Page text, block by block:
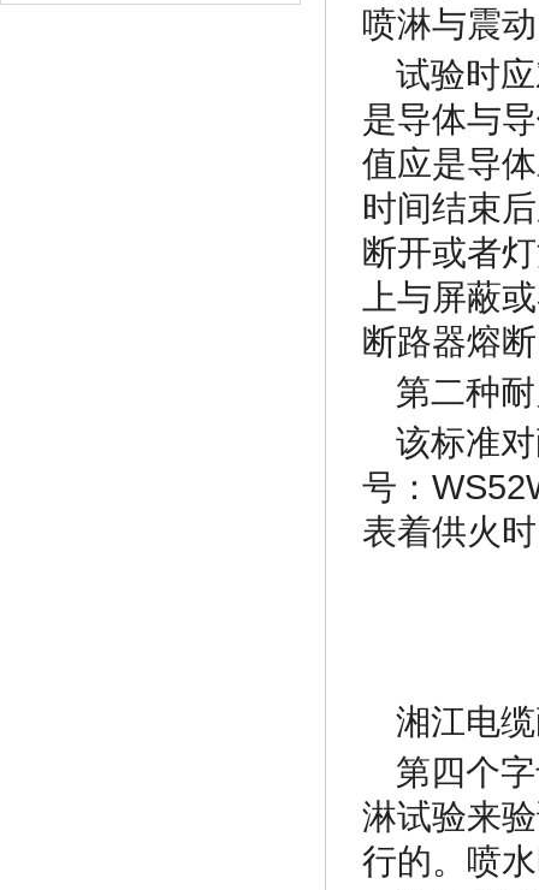
喷淋与震
试验时
是导体与
值应是导
时间结束
断开或者
上与屏蔽
断路器熔
第二种
该标准
号：
表着供火
湘江电
第四个
淋试验来
行的。喷